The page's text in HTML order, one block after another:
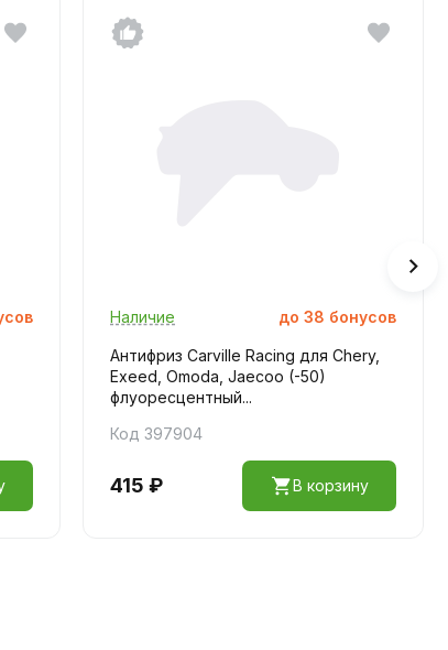
Наличие до 38 бонусов
Антифриз Carville Racing для Chery,
Exeed, Omoda, Jaecoo (-50)
флуоресцентный...
Код 397904
415 ₽ В корзину